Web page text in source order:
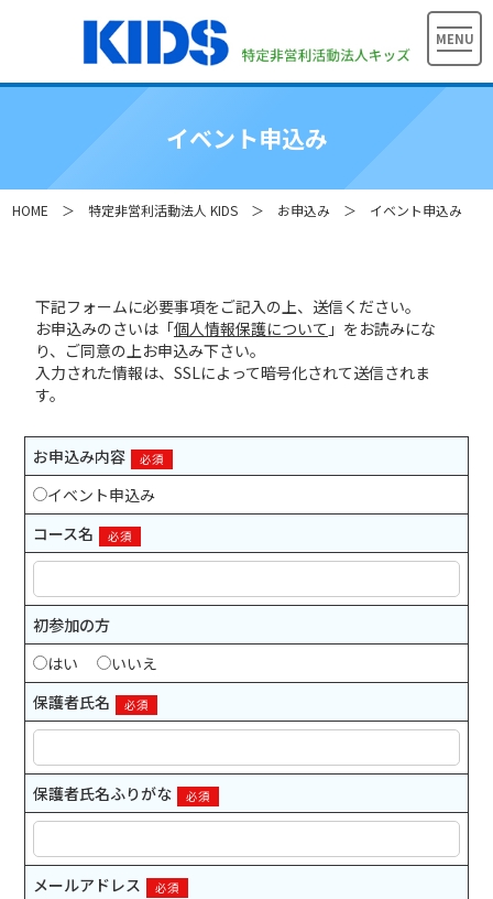
MENU
イベント申込み
HOME ＞特定非営利活動法人 KIDS ＞ お申込み ＞ イベント申込み
下記フォームに必要事項をご記入の上、送信ください。
お申込みのさいは「個人情報保護について 」をお読みにな
り、ご同意の上お申込み下さい。
入力された情報は、SSLによって暗号化されて送信されま
す。
お申込み内容 必須
イベント申込み
コース名
必須
初参加の方
はい
いいえ
保護者氏名
必須
保護者氏名ふりがな 必須
メールアドレス 必須